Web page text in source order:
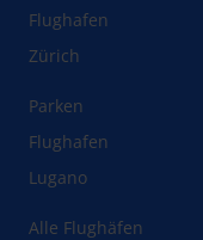
Flughafen
Zürich
Parken
Flughafen
Lugano
Alle Flughäfen